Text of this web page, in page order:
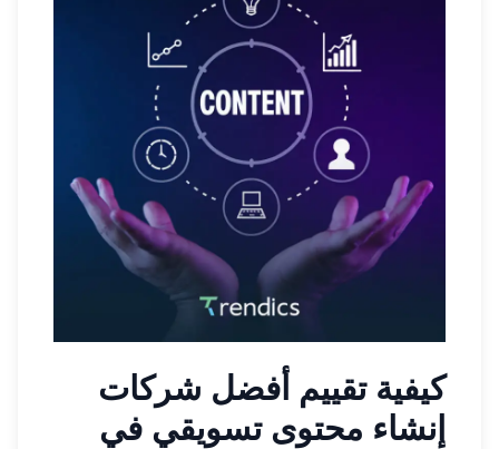
كيفية تقييم أفضل شركات
إنشاء محتوى تسويقي في